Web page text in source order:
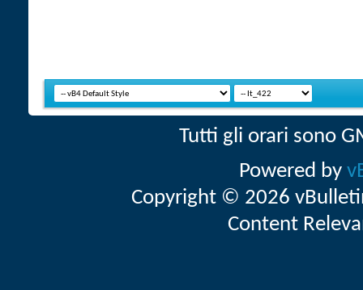
Tutti gli orari sono
Powered by
Copyright © 2026
Content